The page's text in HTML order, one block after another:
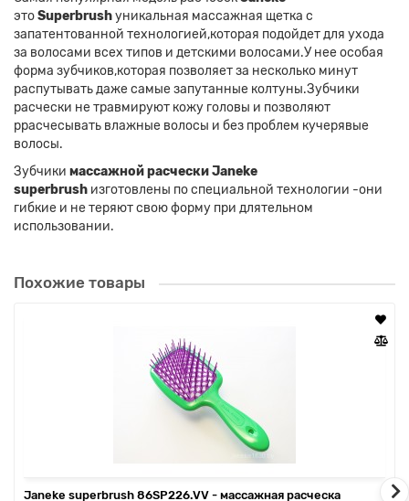
этоSuperbrushуникальная массажная щетка с
запатентованной технологией,которая подойдет для ухода
за волосами всех типов и детскими волосами.У нее особая
форма зубчиков,которая позволяет за несколько минут
распутывать даже самые запутанные колтуны.Зубчики
расчески не травмируют кожу головы и позволяют
ррасчесывать влажные волосы и без проблем кучерявые
волосы.
Зубчики массажной расчески Janeke
superbrush изготовлены по специальной технологии -они
гибкие и не теряют свою форму при длятельном
использовании.
Похожие товары
Janeke superbrush 86SP226.VV - массажная расческа